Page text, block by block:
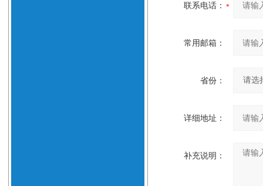
联系电话：
常用邮箱：
省份：
详细地址：
补充说明：